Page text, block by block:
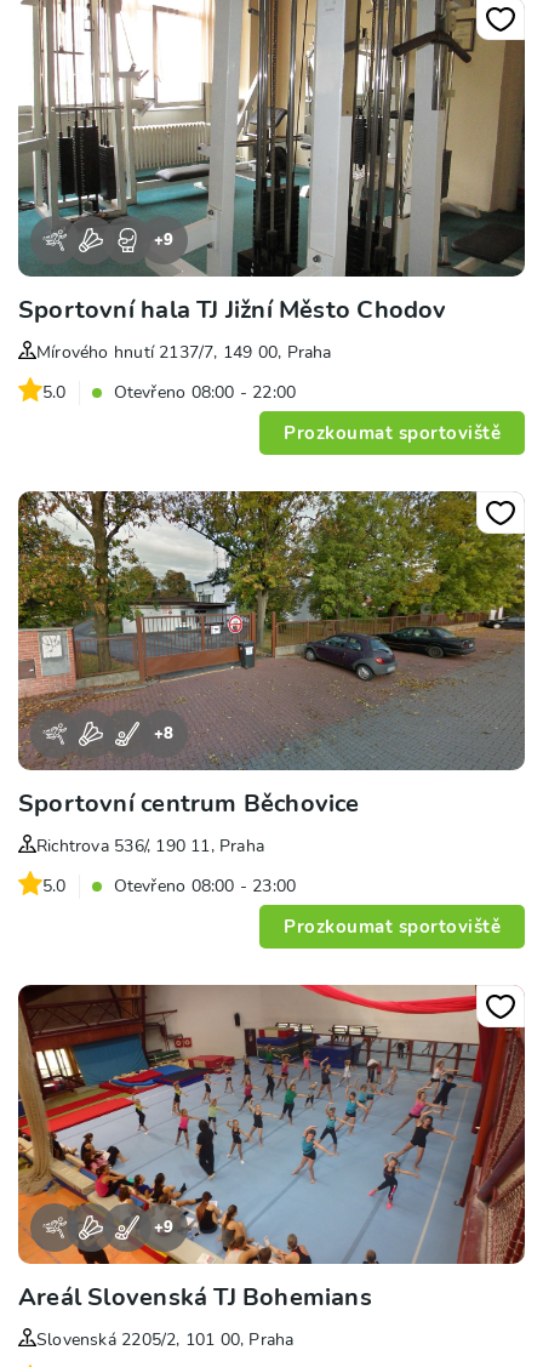
+9
Sportovní hala TJ Jižní Město Chodov
Mírového hnutí 2137/7, 149 00, Praha
5.0
Otevřeno 08:00 - 22:00
Prozkoumat sportoviště
+8
Sportovní centrum Běchovice
Richtrova 536/, 190 11, Praha
5.0
Otevřeno 08:00 - 23:00
Prozkoumat sportoviště
+9
Areál Slovenská TJ Bohemians
Slovenská 2205/2, 101 00, Praha